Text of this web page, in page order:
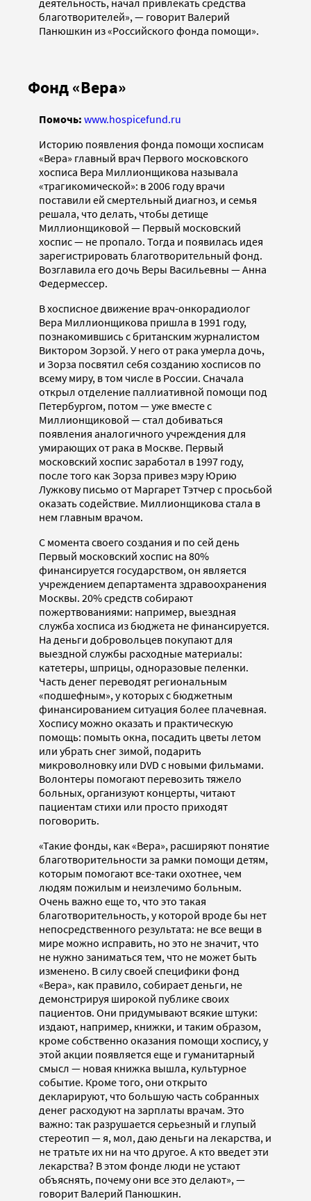
благотворителей», — говорит Валерий
Панюшкин из «Российского фонда помощи».
Фонд «Вера»
Помочь: www.hospicefund.ru
Историю появления фонда помощи хосписам
«Вера» главный врач Первого московского
хосписа Вера Миллионщикова называла
«трагикомической»: в 2006 году врачи
поставили ей смертельный диагноз, и семья
решала, что делать, чтобы детище
Миллионщиковой — Первый московский
хоспис — не пропало. Тогда и появилась идея
зарегистрировать благотворительный фонд.
Возглавила его дочь Веры Васильевны — Анна
Федермессер.
В хосписное движение врач-онкорадиолог
Вера Миллионщикова пришла в 1991 году,
познакомившись с британским журналистом
Виктором Зорзой. У него от рака умерла дочь,
и Зорза посвятил себя созданию хосписов по
всему миру, в том числе в России. Сначала
открыл отделение паллиативной помощи под
Петербургом, потом — уже вместе с
Миллионщиковой — стал добиваться
появления аналогичного учреждения для
умирающих от рака в Москве. Первый
московский хоспис заработал в 1997 году,
после того как Зорза привез мэру Юрию
Лужкову письмо от Маргарет Тэтчер с просьбой
оказать содействие. Миллионщикова стала в
нем главным врачом.
С момента своего создания и по сей день
Первый московский хоспис на 80%
финансируется государством, он является
учреждением департамента здравоохранения
Москвы. 20% средств собирают
пожертвованиями: например, выездная
служба хосписа из бюджета не финансируется.
На деньги добровольцев покупают для
выездной службы расходные материалы:
катетеры, шприцы, одноразовые пеленки.
Часть денег переводят региональным
«подшефным», у которых с бюджетным
финансированием ситуация более плачевная.
Хоспису можно оказать и практическую
помощь: помыть окна, посадить цветы летом
или убрать снег зимой, подарить
микроволновку или DVD с новыми фильмами.
Волонтеры помогают перевозить тяжело
больных, организуют концерты, читают
пациентам стихи или просто приходят
поговорить.
«Такие фонды, как «Вера», расширяют понятие
благотворительности за рамки помощи детям,
которым помогают все-таки охотнее, чем
людям пожилым и неизлечимо больным.
Очень важно еще то, что это такая
благотворительность, у которой вроде бы нет
непосредственного результата: не все вещи в
мире можно исправить, но это не значит, что
не нужно заниматься тем, что не может быть
изменено. В силу своей специфики фонд
«Вера», как правило, собирает деньги, не
демонстрируя широкой публике своих
пациентов. Они придумывают всякие штуки:
издают, например, книжки, и таким образом,
кроме собственно оказания помощи хоспису, у
этой акции появляется еще и гуманитарный
смысл — новая книжка вышла, культурное
событие. Кроме того, они открыто
декларируют, что большую часть собранных
денег расходуют на зарплаты врачам. Это
важно: так разрушается серьезный и глупый
стереотип — я, мол, даю деньги на лекарства, и
не тратьте их ни на что другое. А кто введет эти
лекарства? В этом фонде люди не устают
объяснять, почему они все это делают», —
говорит Валерий Панюшкин.